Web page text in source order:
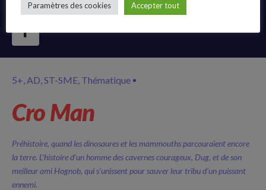
Follow Us
5+ AD ST-SME Thématique
Cro Man
Préhistoire, quand les dinosaures et les mammouths parcouraient encore
la terre. L’histoire d’un homme des cavernes courageux, Dug, et de son
meilleur ami Hognob, qui s’unissent pour sauver leur tribu d’un puissant
ennemi.
Paramètres des cookies Accepter tout